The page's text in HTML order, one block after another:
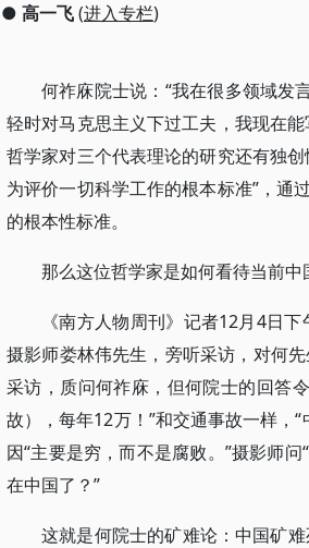
● 高一飞(进入专栏)
何祚庥院士说：“我在很多领域发
轻时对马克思主义下过工夫，我现在
哲学家对三个代表理论的研究还有独
为评价一切科学工作的根本标准”，通
的根本性标准。
那么这位哲学家是如何看待当前
《南方人物周刊》记者12月4日
摄影师娄林伟先生，旁听采访，对何
采访，质问何祚庥，但何院士的回答
故），每年12万！”和交通事故一样，
因“主要是穷，而不是腐败。”摄影师
在中国了？”
这就是何院士的矿难论：中国矿